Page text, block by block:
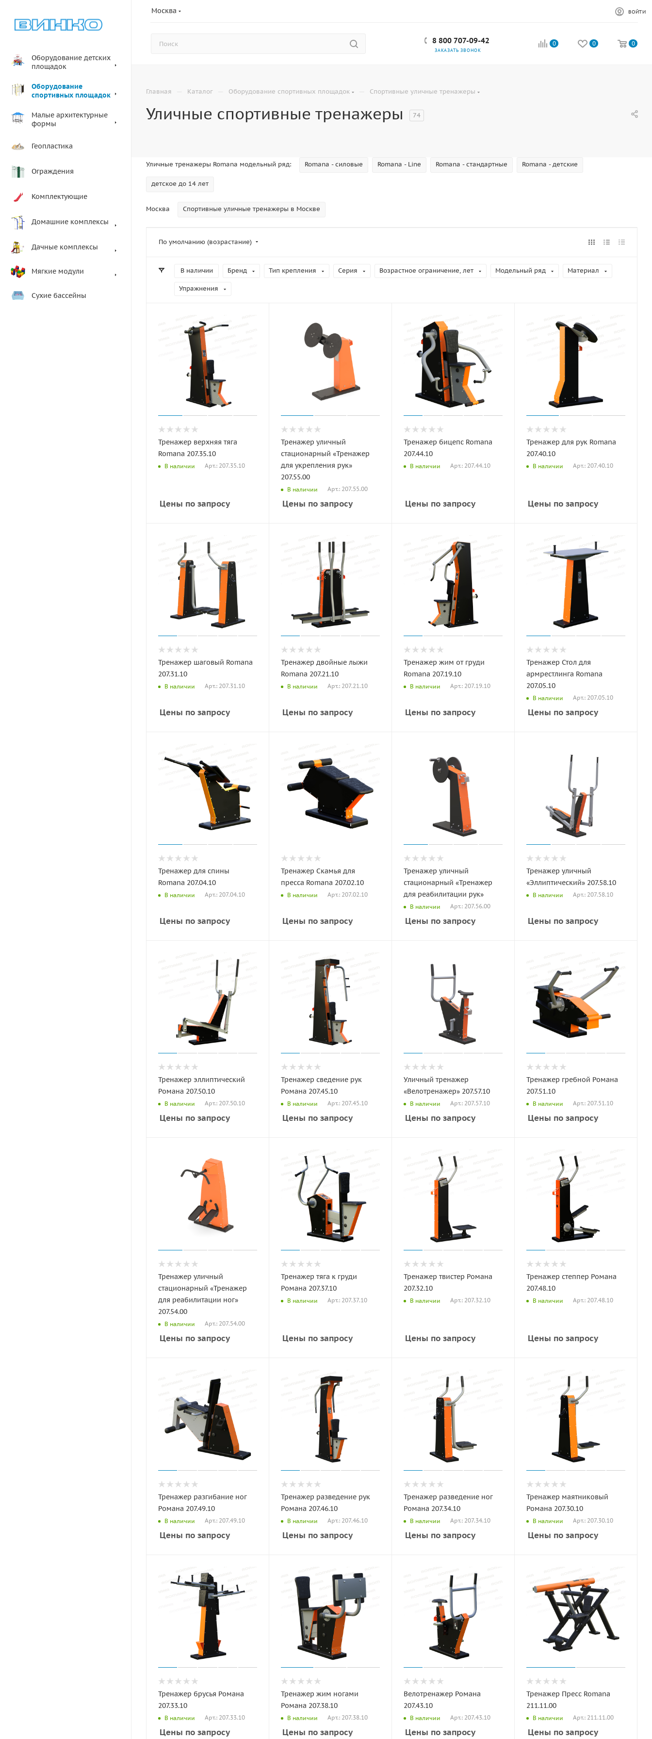
Москва ВОЙТИ
8 800 707-09-42
ЗАКАЗАТЬ ЗВОНОК
0 0 0
Оборудование детских
площадок
Оборудование
спортивных площадок
Малые архитектурные
формы
Геопластика
Ограждения
Комплектующие
Домашние комплексы
Дачные комплексы
Мягкие модули
Сухие бассейны
Главная — Каталог — Оборудование спортивных площадок — Спортивные уличные тренажеры
Уличные спортивные тренажеры 74
Уличные тренажеры Romana модельный ряд: Romana - силовые Romana - Line Romana - стандартные Romana - детские
детское до 14 лет
Москва Спортивные уличные тренажеры в Москве
По умолчанию (возрастание)
В наличии Бренд Тип крепления Серия Возрастное ограничение, лет Модельный ряд Материал
Упражнения
Тренажер верхняя тяга
Romana 207.35.10
В наличии Арт.: 207.35.10
Цены по запросу
Тренажер уличный
стационарный «Тренажер
для укрепления рук»
207.55.00
В наличии Арт.: 207.55.00
Цены по запросу
Тренажер бицепс Romana
207.44.10
В наличии Арт.: 207.44.10
Цены по запросу
Тренажер для рук Romana
207.40.10
В наличии Арт.: 207.40.10
Цены по запросу
Тренажер шаговый Romana
207.31.10
В наличии Арт.: 207.31.10
Цены по запросу
Тренажер двойные лыжи
Romana 207.21.10
В наличии Арт.: 207.21.10
Цены по запросу
Тренажер жим от груди
Romana 207.19.10
В наличии Арт.: 207.19.10
Цены по запросу
Тренажер Стол для
армрестлинга Romana
207.05.10
В наличии Арт.: 207.05.10
Цены по запросу
Тренажер для спины
Romana 207.04.10
В наличии Арт.: 207.04.10
Цены по запросу
Тренажер Скамья для
пресса Romana 207.02.10
В наличии Арт.: 207.02.10
Цены по запросу
Тренажер уличный
стационарный «Тренажер
для реабилитации рук»
В наличии Арт.: 207.56.00
Цены по запросу
Тренажер уличный
«Эллиптический» 207.58.10
В наличии Арт.: 207.58.10
Цены по запросу
Тренажер эллиптический
Романа 207.50.10
В наличии Арт.: 207.50.10
Цены по запросу
Тренажер сведение рук
Романа 207.45.10
В наличии Арт.: 207.45.10
Цены по запросу
Уличный тренажер
«Велотренажер» 207.57.10
В наличии Арт.: 207.57.10
Цены по запросу
Тренажер гребной Романа
207.51.10
В наличии Арт.: 207.51.10
Цены по запросу
Тренажер уличный
стационарный «Тренажер
для реабилитации ног»
207.54.00
В наличии Арт.: 207.54.00
Цены по запросу
Тренажер тяга к груди
Романа 207.37.10
В наличии Арт.: 207.37.10
Цены по запросу
Тренажер твистер Романа
207.32.10
В наличии Арт.: 207.32.10
Цены по запросу
Тренажер степпер Романа
207.48.10
В наличии Арт.: 207.48.10
Цены по запросу
Тренажер разгибание ног
Романа 207.49.10
В наличии Арт.: 207.49.10
Цены по запросу
Тренажер разведение рук
Романа 207.46.10
В наличии Арт.: 207.46.10
Цены по запросу
Тренажер разведение ног
Романа 207.34.10
В наличии Арт.: 207.34.10
Цены по запросу
Тренажер маятниковый
Романа 207.30.10
В наличии Арт.: 207.30.10
Цены по запросу
Тренажер брусья Романа
207.33.10
В наличии Арт.: 207.33.10
Цены по запросу
Тренажер жим ногами
Романа 207.38.10
В наличии Арт.: 207.38.10
Цены по запросу
Велотренажер Романа
207.43.10
В наличии Арт.: 207.43.10
Цены по запросу
Тренажер Пресс Romana
211.11.00
В наличии Арт.: 211.11.00
Цены по запросу